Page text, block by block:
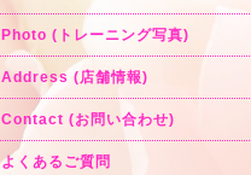
Photo (トレーニング写真)
Address (店舗情報)
Contact (お問い合わせ)
よくあるご質問